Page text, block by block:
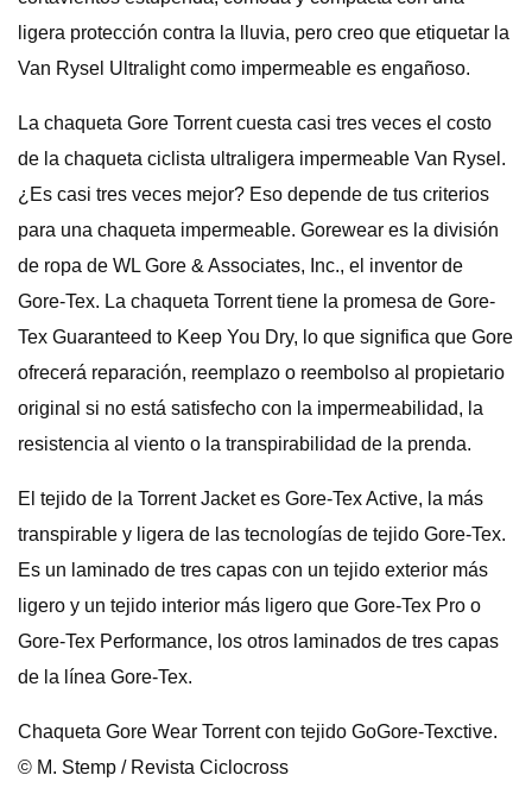
ligera protección contra la lluvia, pero creo que etiquetar la
Van Rysel Ultralight como impermeable es engañoso.
La chaqueta Gore Torrent cuesta casi tres veces el costo
de la chaqueta ciclista ultraligera impermeable Van Rysel.
¿Es casi tres veces mejor? Eso depende de tus criterios
para una chaqueta impermeable. Gorewear es la división
de ropa de WL Gore & Associates, Inc., el inventor de
Gore-Tex. La chaqueta Torrent tiene la promesa de Gore-
Tex Guaranteed to Keep You Dry, lo que significa que Gore
ofrecerá reparación, reemplazo o reembolso al propietario
original si no está satisfecho con la impermeabilidad, la
resistencia al viento o la transpirabilidad de la prenda.
El tejido de la Torrent Jacket es Gore-Tex Active, la más
transpirable y ligera de las tecnologías de tejido Gore-Tex.
Es un laminado de tres capas con un tejido exterior más
ligero y un tejido interior más ligero que Gore-Tex Pro o
Gore-Tex Performance, los otros laminados de tres capas
de la línea Gore-Tex.
Chaqueta Gore Wear Torrent con tejido GoGore-Texctive.
© M. Stemp / Revista Ciclocross